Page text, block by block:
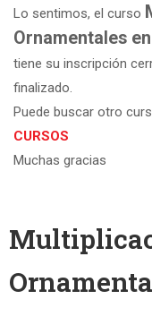
Lo sentimos, el curso
Ornamentales
tiene su inscripción
finalizado.
Puede buscar otro
CURSOS
Muchas gracias